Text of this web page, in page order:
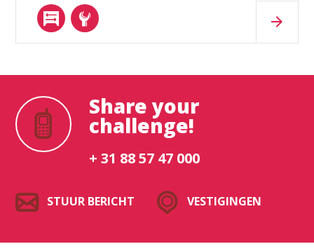
Share your
challenge!
+ 31 88 57 47 000
STUUR BERICHT VESTIGINGEN